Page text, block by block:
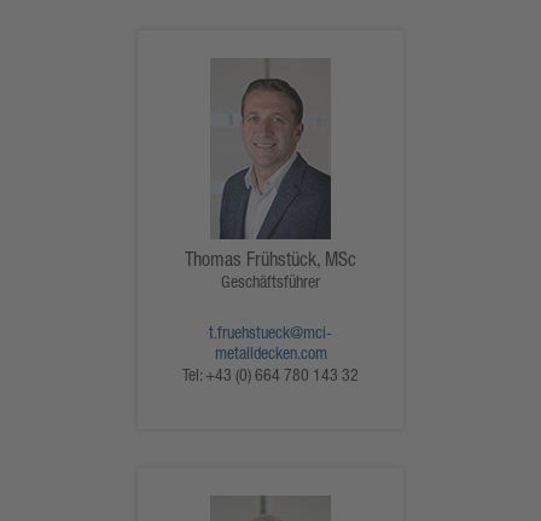
Thomas Frühstück, MSc
Geschäftsführer
t.fruehstueck@mci-
metalldecken.com
Tel: +43 (0) 664 780 143 32